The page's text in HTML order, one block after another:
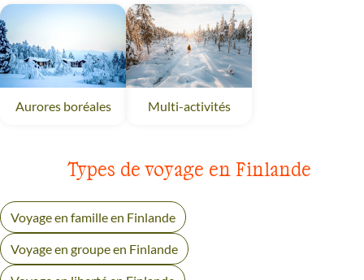
Aurores boréalesFinlandeMulti-activitésFinlande
Types de voyage en Finlande
Voyage en famille en Finlande
Voyage en groupe en Finlande